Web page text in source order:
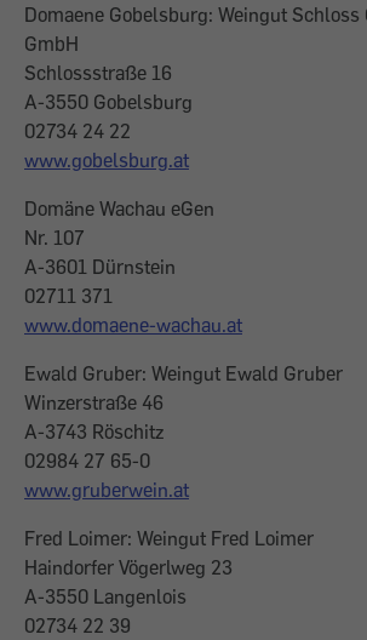
Domaene Gobelsburg: Weingut Schloss
GmbH
Schlossstraße 16
A-3550 Gobelsburg
02734 24 22
www.gobelsburg.at
Domäne Wachau eGen
Nr. 107
A-3601 Dürnstein
02711 371
www.domaene-wachau.at
Ewald Gruber: Weingut Ewald Gruber
Winzerstraße 46
A-3743 Röschitz
02984 27 65-0
www.gruberwein.at
Fred Loimer: Weingut Fred Loimer
Haindorfer Vögerlweg 23
A-3550 Langenlois
02734 22 39